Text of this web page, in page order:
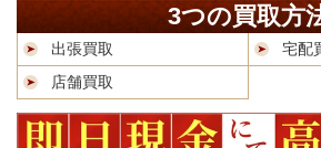
3つの買取方
出張買取
宅配
店舗買取